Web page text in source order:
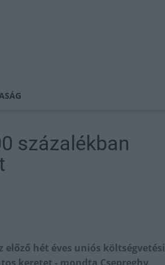
százalékban
előző hét éves uniós költségvetési